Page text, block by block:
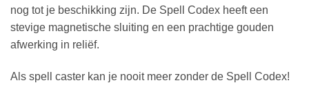
nog tot je beschikking zijn. De Spell Codex heeft een
stevige magnetische sluiting en een prachtige gouden
afwerking in reliëf.
Als spell caster kan je nooit meer zonder de Spell Codex!